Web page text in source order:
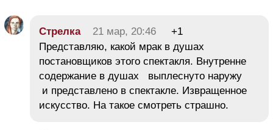
Стрелка 21 мар, 20:46
+1
Представляю, какой мрак в душах
постановщиков этого спектакля. Внутренне
содержание в душах выплеснуто наружу
и представлено в спектакле. Извращенное
искусство. На такое смотреть страшно.